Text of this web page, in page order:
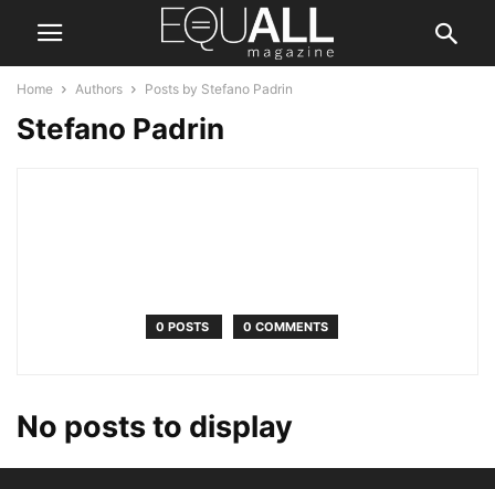
Home Authors Posts by Stefano Padrin
Stefano Padrin
0 POSTS 0 COMMENTS
No posts to display